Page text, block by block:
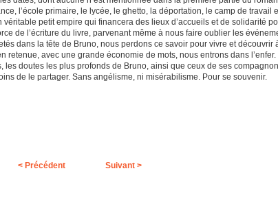
l’école primaire, le lycée, le ghetto, la déportation, le camp de travail
véritable petit empire qui financera des lieux d’accueils et de solidarité
de l’écriture du livre, parvenant même à nous faire oublier les
dans la tête de Bruno, nous perdons ce savoir pour vivre et découvrir
retenue, avec une grande économie de mots, nous entrons dans
les doutes les plus profonds de Bruno, ainsi que ceux de ses
de le partager. Sans angélisme, ni misérabilisme. Pour se souvenir.
< Précédent Suivant >